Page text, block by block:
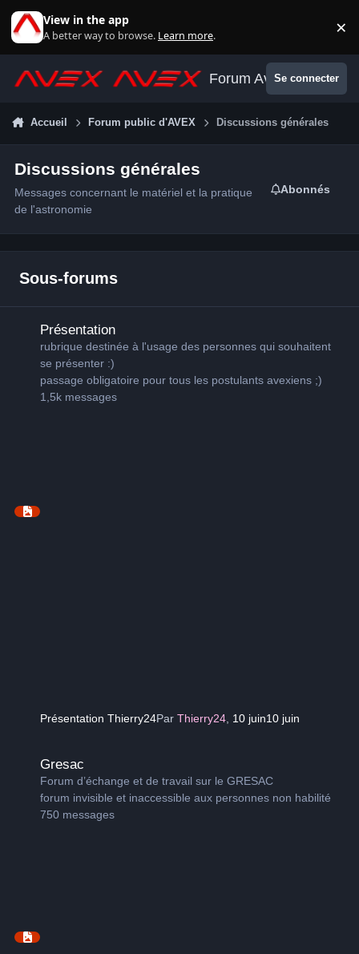
View in the app
A better way to browse. Learn more. ×
Forum AvexSe connecter
Accueil Forum public d'AVEX Discussions générales
Discussions générales
Messages concernant le matériel et la pratique
de l'astronomie
Abonnés
Sous-forums
Présentation
rubrique destinée à l'usage des personnes qui souhaitent
se présenter :)
passage obligatoire pour tous les postulants avexiens ;)
1,5k messages
Présentation Thierry24ParThierry24 10 juin10 juin
Gresac
Forum d’échange et de travail sur le GRESAC
forum invisible et inaccessible aux personnes non habilité
750 messages